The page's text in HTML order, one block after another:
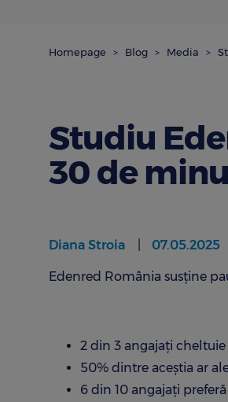
Homepage Blog Media
Studiu
30 de
Diana Stroia 07.05.2025
Edenred România susține
2 din 3 angajați
50% dintre aceștia ar
6 din 10 angajați